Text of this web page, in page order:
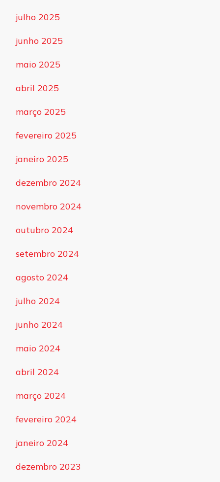
julho 2025
junho 2025
maio 2025
abril 2025
março 2025
fevereiro 2025
janeiro 2025
dezembro 2024
novembro 2024
outubro 2024
setembro 2024
agosto 2024
julho 2024
junho 2024
maio 2024
abril 2024
março 2024
fevereiro 2024
janeiro 2024
dezembro 2023